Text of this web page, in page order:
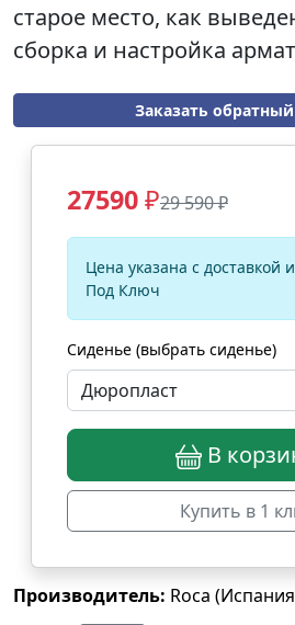
старое место, как
сборка и настройка
Заказать
27590₽29 590 ₽
Цена указана с доставкой
Под Ключ
Сиденье (выбрать сиденье)
В
Купить в 1
Производитель: Roca